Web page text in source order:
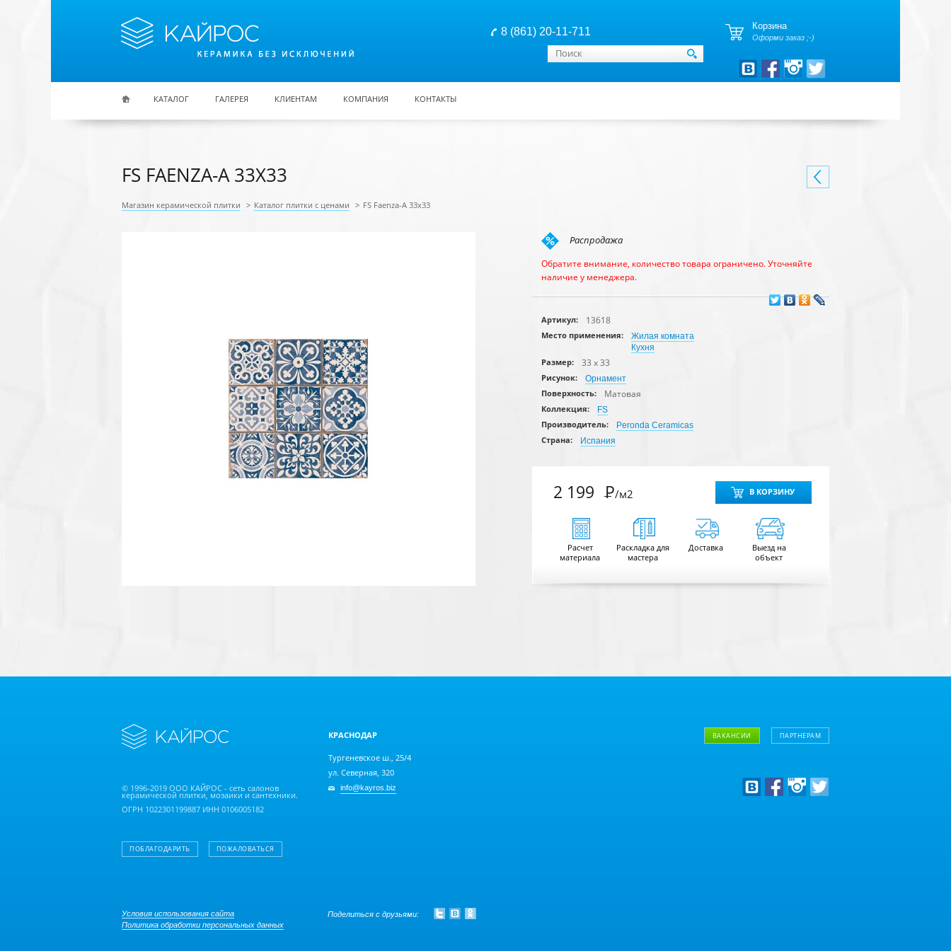
8 (861) 20-11-711 Корзина
Оформи заказ ;-)
Форма поиска
Поиск
КАТАЛОГ ГАЛЕРЕЯ КЛИЕНТАМ КОМПАНИЯ КОНТАКТЫ
FS FAENZA-A 33X33
Магазин керамической плитки > Каталог плитки с ценами > FS Faenza-A 33x33
Распродажа
Обратите внимание, количество товара ограничено. Уточняйте
наличие у менеджера.
Артикул: 13618
Место применения:
Жилая комната
Кухня
Размер:
33 x 33
Рисунок:
Орнамент
Поверхность:
Матовая
Коллекция:
FS
Производитель:
Peronda Ceramicas
Страна:
Испания
2 199 Р/м2 В КОРЗИНУ
Расчет
материала
Раскладка для
мастера
Доставка
Выезд на
объект
© 1996-2019 ООО КАЙРОС - сеть салонов
керамической плитки, мозаики и сантехники.
ОГРН 1022301199887 ИНН 0106005182
ПОБЛАГОДАРИТЬ ПОЖАЛОВАТЬСЯ
КРАСНОДАР
Тургеневское ш., 25/4
ул. Северная, 320
info@kayros.biz
ВАКАНСИИ ПАРТНЕРАМ
Оптовым клиентам
Условия использования сайта
Политика обработки персональных данных
Поделиться с друзьями: